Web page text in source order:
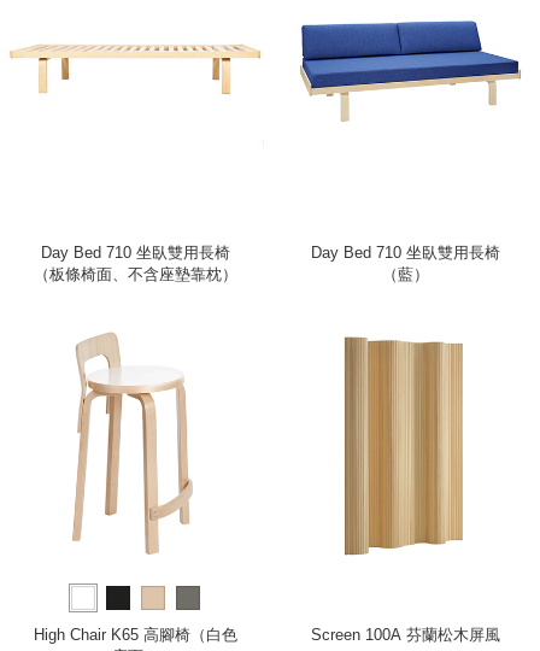
Day Bed 710 坐臥雙用長椅
（板條椅面、不含座墊靠枕）
Day Bed 710 坐臥雙用長椅
（藍）
High Chair K65 高腳椅（白色
Screen 100A 芬蘭松木屏風